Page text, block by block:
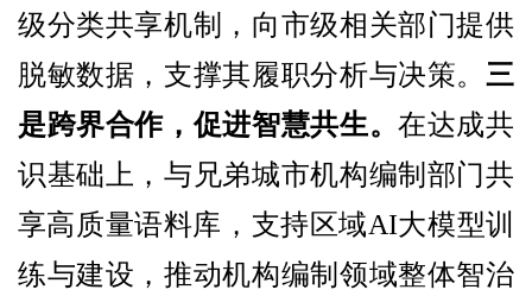
级分类共享机制，向市级相关部门提供
脱敏数据，支撑其履职分析与决策。三
是跨界合作，促进智慧共生。在达成共
识基础上，与兄弟城市机构编制部门共
享高质量语料库，支持区域AI大模型训
练与建设，推动机构编制领域整体智治